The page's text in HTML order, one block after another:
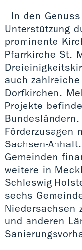
In den
Unterstützung
prominente
Pfarrkirche St.
auch
Dorfkirchen.
Projekte
Förderzusagen
Sachsen-
Gemeinden
weitere in
Schleswig-
sechs
Niedersachsen
und anderen